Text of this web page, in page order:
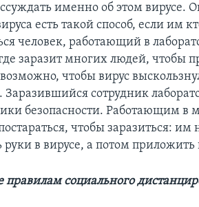
именно об этом вирусе.
есть такой способ, если им
человек, работающий в
заразит многих людей, чтобы
чтобы вирус
Заразившийся сотрудник
безопасности. Работающим в
чтобы заразиться:
в вирусе, а потом приложить
правилам социального